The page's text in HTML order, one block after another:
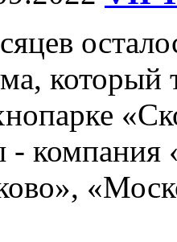
который
-